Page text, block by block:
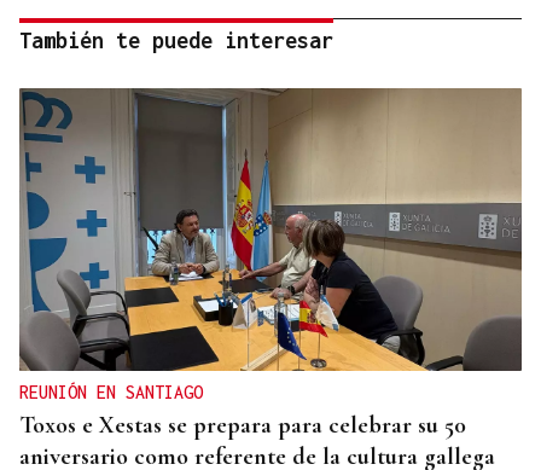
También te puede interesar
REUNIÓN EN SANTIAGO
Toxos e Xestas se prepara para celebrar su 50
aniversario como referente de la cultura gallega